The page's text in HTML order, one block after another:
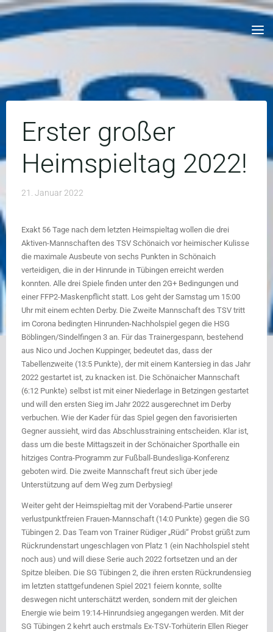
Skip
to
content
Erster großer
Heimspieltag 2022!
21. Januar 2022
Exakt 56 Tage nach dem letzten Heimspieltag wollen die drei
Aktiven-Mannschaften des TSV Schönaich vor heimischer Kulisse
die maximale Ausbeute von sechs Punkten in Schönaich
verteidigen, die in der Hinrunde in Tübingen erreicht werden
konnten. Alle drei Spiele finden unter den 2G+ Bedingungen und
einer FFP2-Maskenpflicht statt. Los geht der Samstag um 15:00
Uhr mit einem echten Derby. Die Zweite Mannschaft des TSV tritt
im Corona bedingten Hinrunden-Nachholspiel gegen die HSG
Böblingen/Sindelfingen 3 an. Für das Trainergespann, bestehend
aus Nico und Jochen Kuppinger, bedeutet das, dass der
Tabellenzweite (13:5 Punkte), der mit einem Kantersieg in das Jahr
2022 gestartet ist, zu knacken ist. Die Schönaicher Mannschaft
(6:12 Punkte) selbst ist mit einer Niederlage in Betzingen gestartet
und will den ersten Sieg im Jahr 2022 ausgerechnet im Derby
verbuchen. Wie der Kader für das Spiel gegen den favorisierten
Gegner aussieht, wird das Abschlusstraining entscheiden. Klar ist,
dass um die beste Mittagszeit in der Schönaicher Sporthalle ein
hitziges Contra-Programm zur Fußball-Bundesliga-Konferenz
geboten wird. Die zweite Mannschaft freut sich über jede
Unterstützung auf dem Weg zum Derbysieg!
Weiter geht der Heimspieltag mit der Vorabend-Partie unserer
verlustpunktfreien Frauen-Mannschaft (14:0 Punkte) gegen die SG
Tübingen 2. Das Team von Trainer Rüdiger „Rüdi“ Probst grüßt zum
Rückrundenstart ungeschlagen von Platz 1 (ein Nachholspiel steht
noch aus) und will diese Serie auch 2022 fortsetzen und an der
Spitze bleiben. Die SG Tübingen 2, die ihren ersten Rückrundensieg
im letzten stattgefundenen Spiel 2021 feiern konnte, sollte
deswegen nicht unterschätzt werden, sondern mit der gleichen
Energie wie beim 19:14-Hinrundsieg angegangen werden. Mit der
SG Tübingen 2 kehrt auch erstmals Ex-TSV-Torhüterin Ellen Rieger